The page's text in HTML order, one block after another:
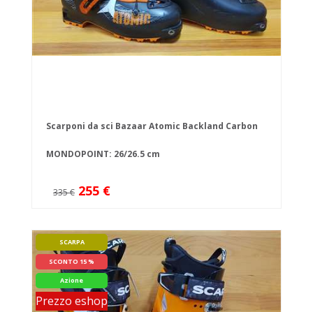
Scarponi da sci Bazaar Atomic Backland Carbon
MONDOPOINT: 26/26.5 cm
335 € 255 €
SCARPA
SCONTO 15 %
Azione
Prezzo eshop